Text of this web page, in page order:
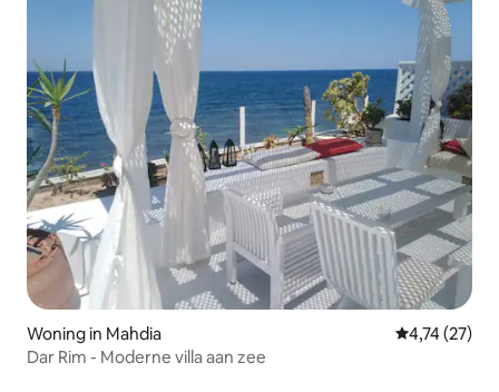
Woning in Mahdia Gemiddelde
4,74 (27)
Dar Rim - Moderne villa aan zee